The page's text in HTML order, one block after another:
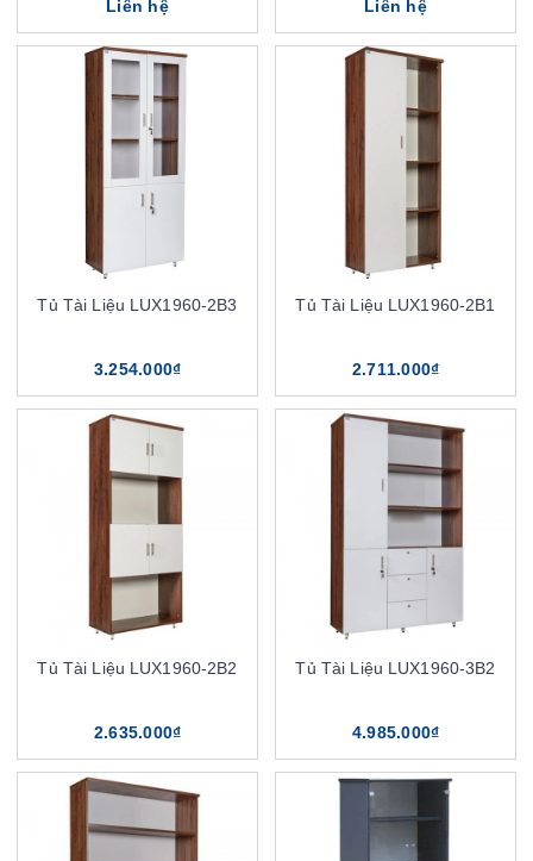
Liên hệ Liên hệ
Tủ Tài Liệu LUX1960-2B3
3.254.000₫
Tủ Tài Liệu LUX1960-2B1
2.711.000₫
Tủ Tài Liệu LUX1960-2B2
2.635.000₫
Tủ Tài Liệu LUX1960-3B2
4.985.000₫